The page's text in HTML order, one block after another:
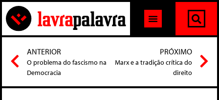
ANTERIOR
O problema do fascismo na
Democracia
PRÓXIMO
Marx e a tradição crítica do
direito